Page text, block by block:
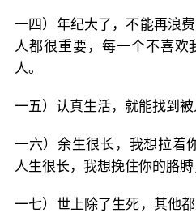
一四）年纪大了，不能再浪
人都很重要，每一个不喜欢
人。
一五）认真生活，就能找到被
一六）余生很长，我想拉着
人生很长，我想挽住你的胳膊
一七）世上除了生死，其他